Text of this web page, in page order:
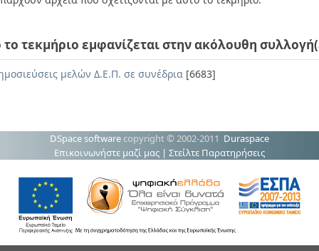
το τεκμήριο εμφανίζεται στην ακόλουθη
μελών Δ.Ε.Π. σε συνέδρια [6683]
DSpace software copyright © 2002-2011 Duraspace
Επικοινωνήστε μαζί μας | Στείλτε Παρατηρήσεις